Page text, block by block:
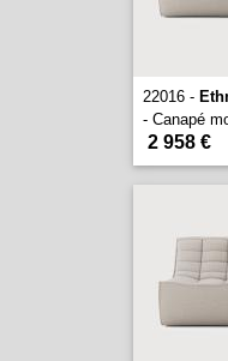
22016 -
- Canapé
2 958 €